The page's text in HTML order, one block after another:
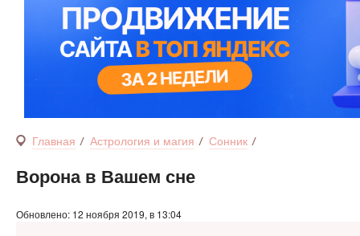
Главная Астрология и магия Сонник
Ворона в Вашем сне
Обновлено: 12 ноября 2019, в 13:04